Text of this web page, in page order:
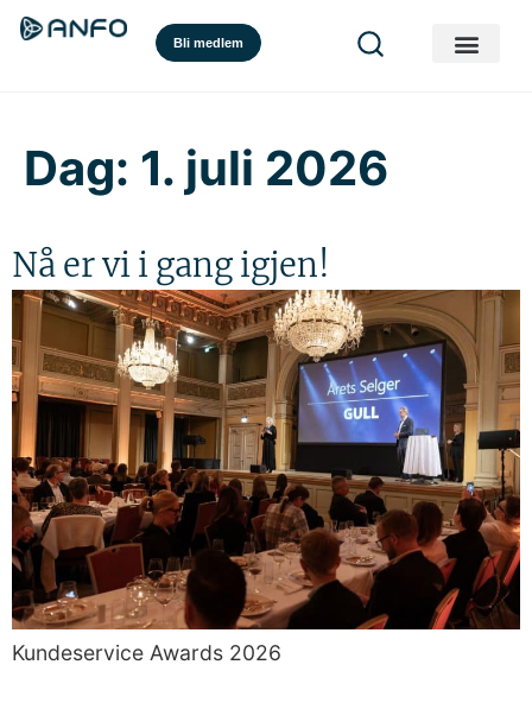
Bli medlem
Dag: 1. juli 2026
Nå er vi i gang igjen!
Kundeservice Awards 2026